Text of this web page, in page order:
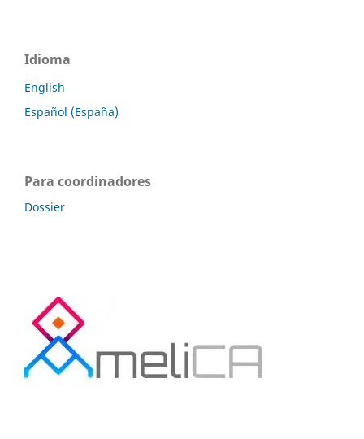
Idioma
English
Español (España)
Para coordinadores
Dossier